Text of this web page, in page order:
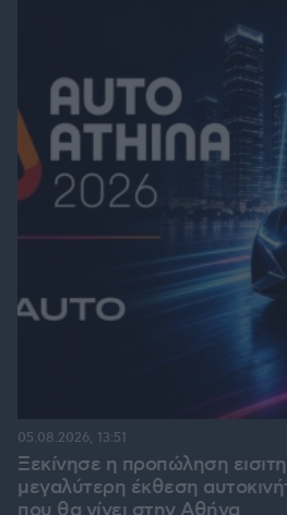
Ξεκίνησε η προπώληση
μεγαλύτερη έκθεση
05.08.2026, 13:51